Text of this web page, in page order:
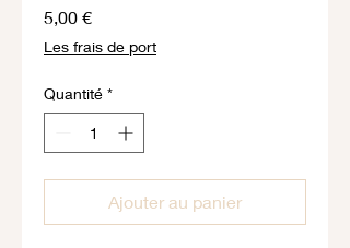
5,00 €Prix
Les frais de port
Quantité *
Ajouter au panier